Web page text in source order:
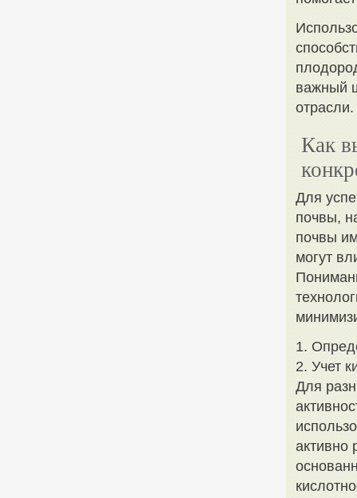
важный
отрасли.
Как
Для
почвы,
почвы
могут
1.
2. Учет
Для
активно